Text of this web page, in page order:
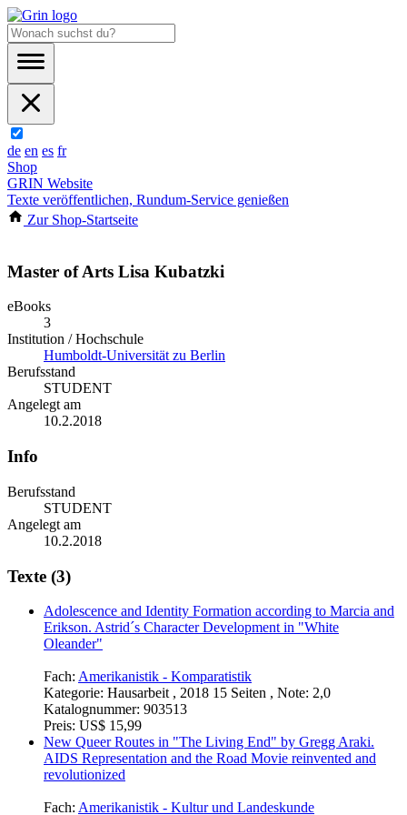
de en es fr
Shop
GRIN Website
Texte veröffentlichen, Rundum-Service genießen
Zur Shop-Startseite
Master of Arts Lisa Kubatzki
eBooks
3
Institution / Hochschule
Humboldt-Universität zu Berlin
Berufsstand
STUDENT
Angelegt am
10.2.2018
Info
Berufsstand
STUDENT
Angelegt am
10.2.2018
Texte (3)
Adolescence and Identity Formation according to Marcia and
Erikson. Astrid´s Character Development in "White
Oleander"
Fach: Amerikanistik - Komparatistik
Kategorie: Hausarbeit , 2018 15 Seiten , Note: 2,0
Katalognummer: 903513
Preis: US$ 15,99
New Queer Routes in "The Living End" by Gregg Araki.
AIDS Representation and the Road Movie reinvented and
revolutionized
Fach: Amerikanistik - Kultur und Landeskunde